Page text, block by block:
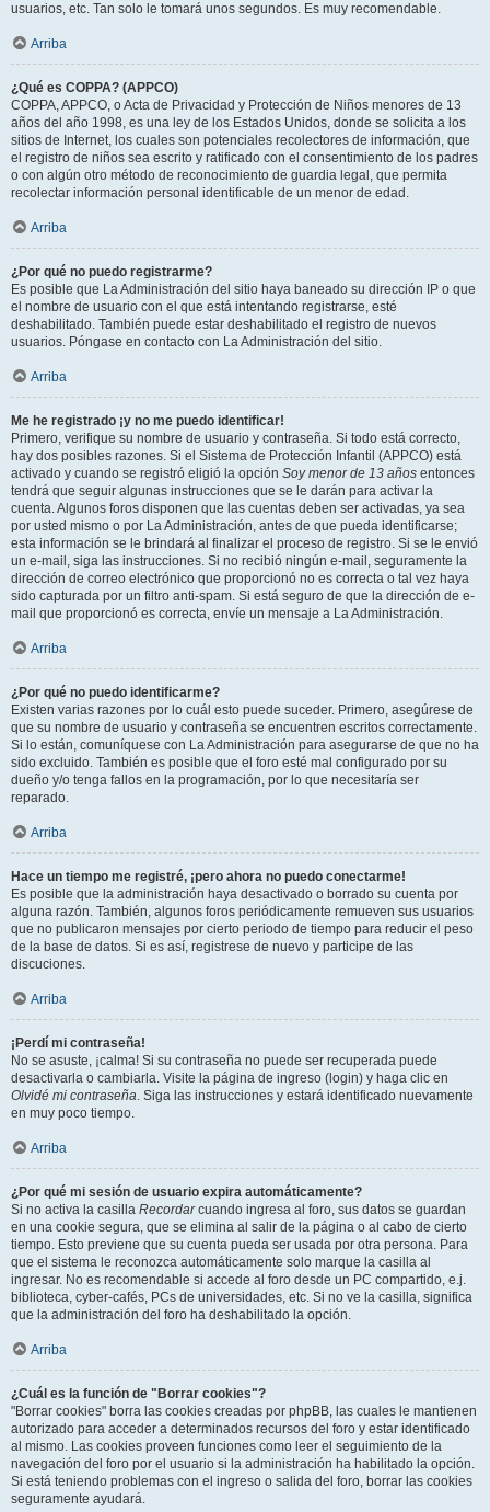
usuarios, etc. Tan solo le tomará unos segundos. Es muy recomendable.
Arriba
¿Qué es COPPA? (APPCO)
COPPA, APPCO, o Acta de Privacidad y Protección de Niños menores de 13
años del año 1998, es una ley de los Estados Unidos, donde se solicita a los
sitios de Internet, los cuales son potenciales recolectores de información, que
el registro de niños sea escrito y ratificado con el consentimiento de los padres
o con algún otro método de reconocimiento de guardia legal, que permita
recolectar información personal identificable de un menor de edad.
Arriba
¿Por qué no puedo registrarme?
Es posible que La Administración del sitio haya baneado su dirección IP o que
el nombre de usuario con el que está intentando registrarse, esté
deshabilitado. También puede estar deshabilitado el registro de nuevos
usuarios. Póngase en contacto con La Administración del sitio.
Arriba
Me he registrado ¡y no me puedo identificar!
Primero, verifique su nombre de usuario y contraseña. Si todo está correcto,
hay dos posibles razones. Si el Sistema de Protección Infantil (APPCO) está
activado y cuando se registró eligió la opción Soy menor de 13 años entonces
tendrá que seguir algunas instrucciones que se le darán para activar la
cuenta. Algunos foros disponen que las cuentas deben ser activadas, ya sea
por usted mismo o por La Administración, antes de que pueda identificarse;
esta información se le brindará al finalizar el proceso de registro. Si se le envió
un e-mail, siga las instrucciones. Si no recibió ningún e-mail, seguramente la
dirección de correo electrónico que proporcionó no es correcta o tal vez haya
sido capturada por un filtro anti-spam. Si está seguro de que la dirección de e-
mail que proporcionó es correcta, envíe un mensaje a La Administración.
Arriba
¿Por qué no puedo identificarme?
Existen varias razones por lo cuál esto puede suceder. Primero, asegúrese de
que su nombre de usuario y contraseña se encuentren escritos correctamente.
Si lo están, comuníquese con La Administración para asegurarse de que no ha
sido excluido. También es posible que el foro esté mal configurado por su
dueño y/o tenga fallos en la programación, por lo que necesitaría ser
reparado.
Arriba
Hace un tiempo me registré, ¡pero ahora no puedo conectarme!
Es posible que la administración haya desactivado o borrado su cuenta por
alguna razón. También, algunos foros periódicamente remueven sus usuarios
que no publicaron mensajes por cierto periodo de tiempo para reducir el peso
de la base de datos. Si es así, registrese de nuevo y participe de las
discuciones.
Arriba
¡Perdí mi contraseña!
No se asuste, ¡calma! Si su contraseña no puede ser recuperada puede
desactivarla o cambiarla. Visite la página de ingreso (login) y haga clic en
Olvidé mi contraseña. Siga las instrucciones y estará identificado nuevamente
en muy poco tiempo.
Arriba
¿Por qué mi sesión de usuario expira automáticamente?
Si no activa la casilla Recordarcuando ingresa al foro, sus datos se guardan
en una cookie segura, que se elimina al salir de la página o al cabo de cierto
tiempo. Esto previene que su cuenta pueda ser usada por otra persona. Para
que el sistema le reconozca automáticamente solo marque la casilla al
ingresar. No es recomendable si accede al foro desde un PC compartido, e.j.
biblioteca, cyber-cafés, PCs de universidades, etc. Si no ve la casilla, significa
que la administración del foro ha deshabilitado la opción.
Arriba
¿Cuál es la función de "Borrar cookies"?
"Borrar cookies" borra las cookies creadas por phpBB, las cuales le mantienen
autorizado para acceder a determinados recursos del foro y estar identificado
al mismo. Las cookies proveen funciones como leer el seguimiento de la
navegación del foro por el usuario si la administración ha habilitado la opción.
Si está teniendo problemas con el ingreso o salida del foro, borrar las cookies
seguramente ayudará.